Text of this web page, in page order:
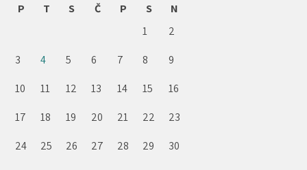
P
T S Č P S
N
1
2
3
4 5 6 7 8
9
10
11 12 13 14 15
16
17
18 19 20 21 22
23
24
25 26 27 28 29
30